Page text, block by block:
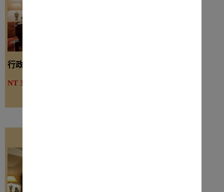
行政客房（一大床）
NT 3800起